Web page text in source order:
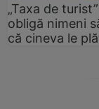
„Taxa de
obligă nimeni
că cineva le